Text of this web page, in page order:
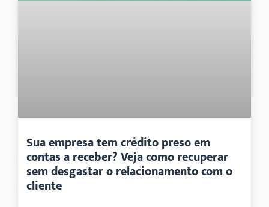
Sua empresa tem crédito preso em
contas a receber? Veja como recuperar
sem desgastar o relacionamento com o
cliente